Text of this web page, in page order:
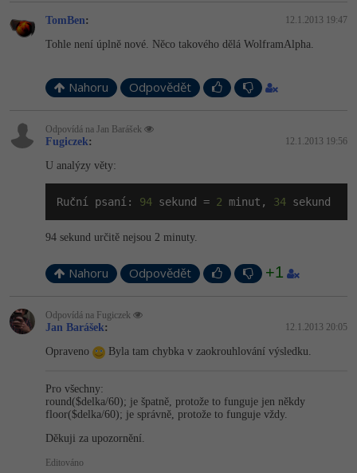
Testování softwaru
Datová analýza
Digitální gramotnost
Marketing -30%
WordPress
SEO -30%
UX
Business
Kryptoměny
Copywriting -30%
MS Office
Time management
Kurzy designu
-80%
Photoshop -80%
Adobe Illustrator
Adobe Lightroom
Adobe XD -15%
Adobe InDesign -25%
Adobe After Effects
Blender -80%
Inkscape
Fotografování
Video
Kariéra
TomBen: 12.1.2013 19:47
Tohle není úplně nové. Něco takového dělá WolframAlpha.
Nahoru Odpovědět
Odpovídá na Jan Barášek
Fugiczek: 12.1.2013 19:56
U analýzy věty:
Ruční psaní: 94 sekund = 2 minut, 34 sekund
94 sekund určitě nejsou 2 minuty.
Nahoru Odpovědět +1
Odpovídá na Fugiczek
Jan Barášek: 12.1.2013 20:05
Opraveno Byla tam chybka v zaokrouhlování výsledku.
Pro všechny:
round($delka/60); je špatně, protože to funguje jen někdy
floor($delka/60); je správně, protože to funguje vždy.
Děkuji za upozornění.
Editováno